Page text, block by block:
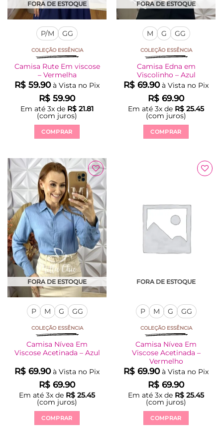
produto produto
FORA DE ESTOQUE
P/M GG
COLEÇÃO ESSÊNCIA
Camisa Rute Em viscose
– Vermelha
R$ 59.90 à Vista no Pix
R$ 59.90
Em até 3x de R$ 21.81
(com juros)
COMPRAR
tem
várias
variantes.
As
opções
podem
ser
escolhidas
na
página
do
produto
FORA DE ESTOQUE
M G GG
COLEÇÃO ESSÊNCIA
Camisa Edna em
Viscolinho – Azul
R$ 69.90 à Vista no Pix
R$ 69.90
Em até 3x de R$ 25.45
(com juros)
COMPRAR
opções
podem
ser
escolhidas
produto
Adicionar
à Lista
FORA DE ESTOQUE
P M G GG
COLEÇÃO ESSÊNCIA
Camisa Nívea Em
Viscose Acetinada – Azul
R$ 69.90 à Vista no Pix
R$ 69.90
Em até 3x de R$ 25.45
(com juros)
COMPRAR
FORA DE ESTOQUE
P M G GG
COLEÇÃO ESSÊNCIA
Camisa Nívea Em
Viscose Acetinada –
Vermelho
R$ 69.90 à Vista no Pix
R$ 69.90
Em até 3x de R$ 25.45
(com juros)
COMPRAR